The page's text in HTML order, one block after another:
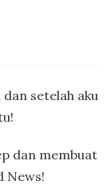
setelah aku
dan membuat
News!